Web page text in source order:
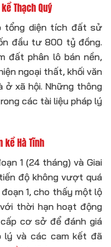
Thạch Quý
tổng diện tích đất sử
đầu tư 800 tỷ đồng.
đất phân lô bán nền,
ngoại thất, khối văn
ở xã hội. Những thông
các tài liệu pháp lý
Hà Tĩnh
1 (24 tháng) và Giai
độ không vượt quá
1, cho thấy một lộ
thời hạn hoạt động
cơ sở để đánh giá
lý và các cam kết đã